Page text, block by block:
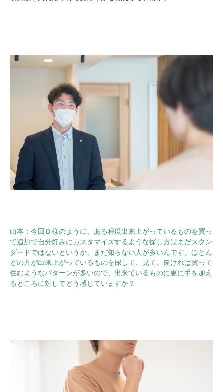
山本：今回Ｄ様のように、ある程度出来上がっているものを買っ
て追加で自分好みにカスタマイズするような探し方はまだスタン
ダードではないというか、まだ知らない人が多いんです。ほとん
どの方が出来上がっているものを探して、見て、良ければ買って
住むようなパターンが多いので、出来ているものに更に手を加え
るところに対してどう感じていますか？